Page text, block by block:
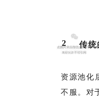
2 传统
资源池化
不服。对